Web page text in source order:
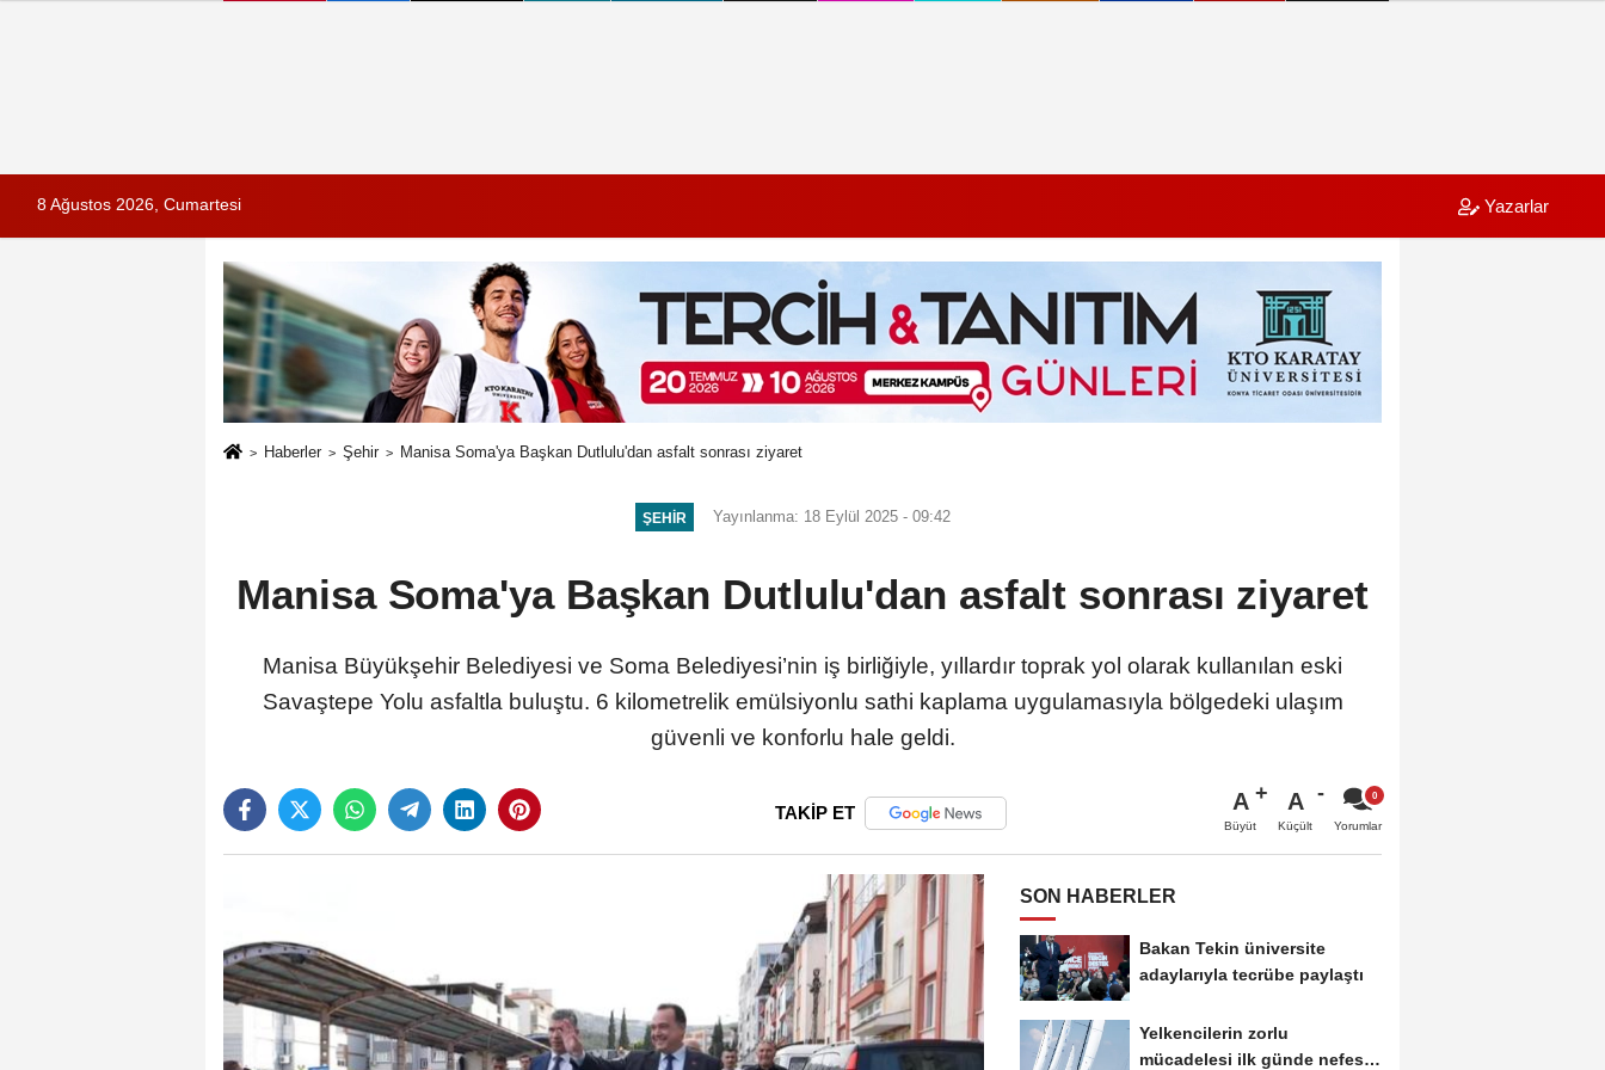
8 Ağustos 2026, Cumartesi Yazarlar
Haberler Şehir Manisa Soma'ya Başkan Dutlulu'dan asfalt sonrası ziyaret
ŞEHIR Yayınlanma: 18 Eylül 2025 - 09:42
Manisa Soma'ya Başkan Dutlulu'dan asfalt sonrası ziyaret
Manisa Büyükşehir Belediyesi ve Soma Belediyesi’nin iş birliğiyle, yıllardır toprak yol olarak kullanılan eski
Savaştepe Yolu asfaltla buluştu. 6 kilometrelik emülsiyonlu sathi kaplama uygulamasıyla bölgedeki ulaşım
güvenli ve konforlu hale geldi.
TAKİP ET A
Büyüt
A
Küçült Yorumlar
SON HABERLER
Bakan Tekin üniversite
adaylarıyla tecrübe paylaştı
Yelkencilerin zorlu
mücadelesi ilk günde nefes